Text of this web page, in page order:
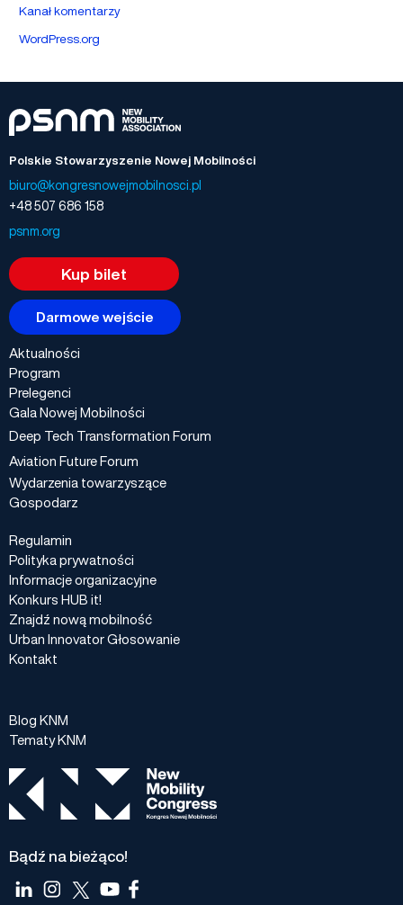
Kanał komentarzy
WordPress.org
Polskie Stowarzyszenie Nowej Mobilności
biuro@kongresnowejmobilnosci.pl
+48 507 686 158
psnm.org
Kup bilet
Darmowe wejście
Aktualności
Program
Prelegenci
Gala Nowej Mobilności
Deep Tech Transformation Forum
Aviation Future Forum
Wydarzenia towarzyszące
Gospodarz
Regulamin
Polityka prywatności
Informacje organizacyjne
Konkurs HUB it!
Znajdź nową mobilność
Urban Innovator Głosowanie
Kontakt
Blog KNM
Tematy KNM
Bądź na bieżąco!